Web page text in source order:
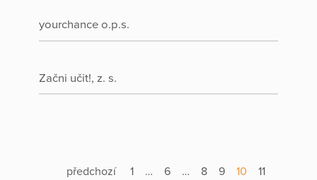
yourchance o.p.s.
Začni učit!, z. s.
předchozí 1 … 6 … 8 9 10
11